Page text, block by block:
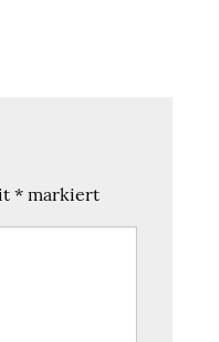
* markiert